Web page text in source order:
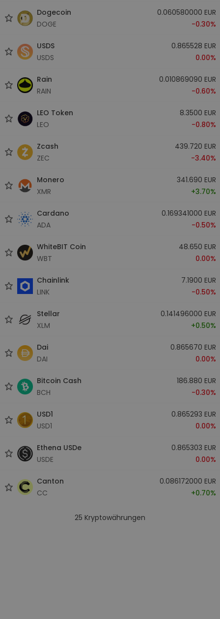
Dogecoin
DOGE
0.060580000 EUR
-0.30%
USDS
USDS
0.865528 EUR
0.00%
Rain
RAIN
0.010869090 EUR
-0.60%
LEO Token
LEO
8.3500 EUR
-0.80%
Zcash
ZEC
439.720 EUR
-3.40%
Monero
XMR
341.690 EUR
+3.70%
Cardano
ADA
0.169341000 EUR
-0.50%
WhiteBIT Coin
WBT
48.650 EUR
0.00%
Chainlink
LINK
7.1900 EUR
-0.50%
Stellar
XLM
0.141496000 EUR
+0.50%
Dai
DAI
0.865670 EUR
0.00%
Bitcoin Cash
BCH
186.880 EUR
-0.30%
USD1
USD1
0.865293 EUR
0.00%
Ethena USDe
USDE
0.865303 EUR
0.00%
Canton
CC
0.086172000 EUR
+0.70%
25 Kryptowährungen